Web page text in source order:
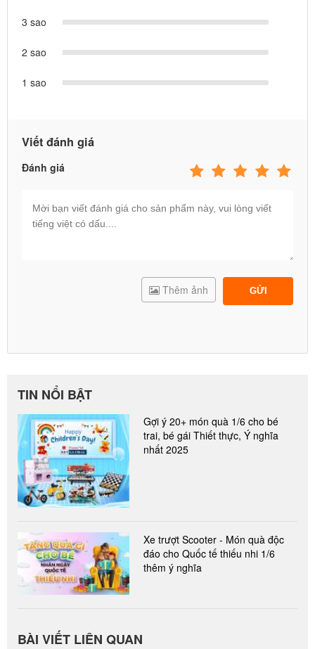
3 sao
2 sao
1 sao
Viết đánh giá
Đánh giá
GỬI
Thêm ảnh
TIN NỔI BẬT
Gợi ý 20+ món quà 1/6 cho bé
trai, bé gái Thiết thực, Ý nghĩa
nhất 2025
Xe trượt Scooter - Món quà độc
đáo cho Quốc tế thiếu nhi 1/6
thêm ý nghĩa
BÀI VIẾT LIÊN QUAN